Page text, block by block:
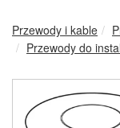
Przewody i kable
Przewody do